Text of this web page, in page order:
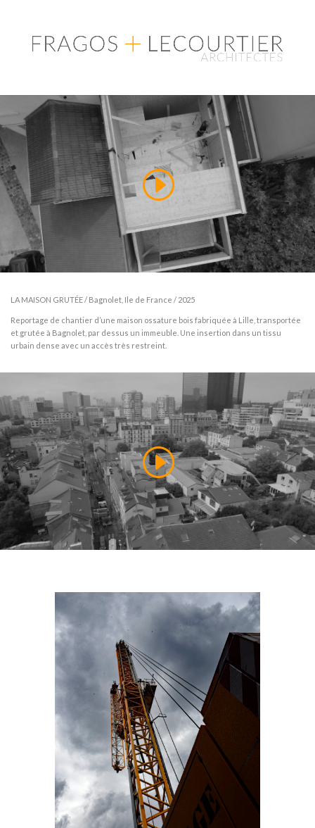
LA MAISON GRUTÉE / Bagnolet, Ile de France / 2025
Reportage de chantier d’une maison ossature bois fabriquée à Lille, transportée
et grutée à Bagnolet, par dessus un immeuble. Une insertion dans un tissu
urbain dense avec un accès très restreint.